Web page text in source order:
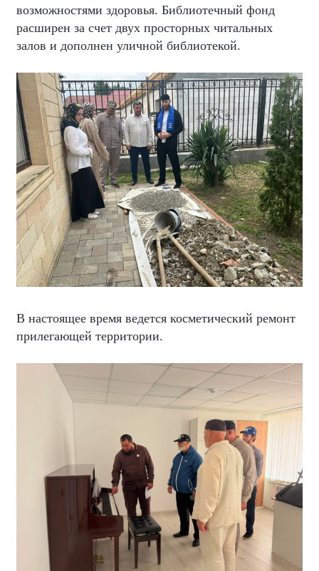
возможностями здоровья. Библиотечный фонд
расширен за счет двух просторных читальных
залов и дополнен уличной библиотекой.
В настоящее время ведется косметический ремонт
прилегающей территории.